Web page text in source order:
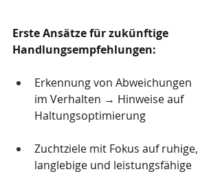
Erste Ansätze für zukünftige
Handlungsempfehlungen:
Erkennung von Abweichungen
im Verhalten → Hinweise auf
Haltungsoptimierung
Zuchtziele mit Fokus auf ruhige,
langlebige und leistungsfähige